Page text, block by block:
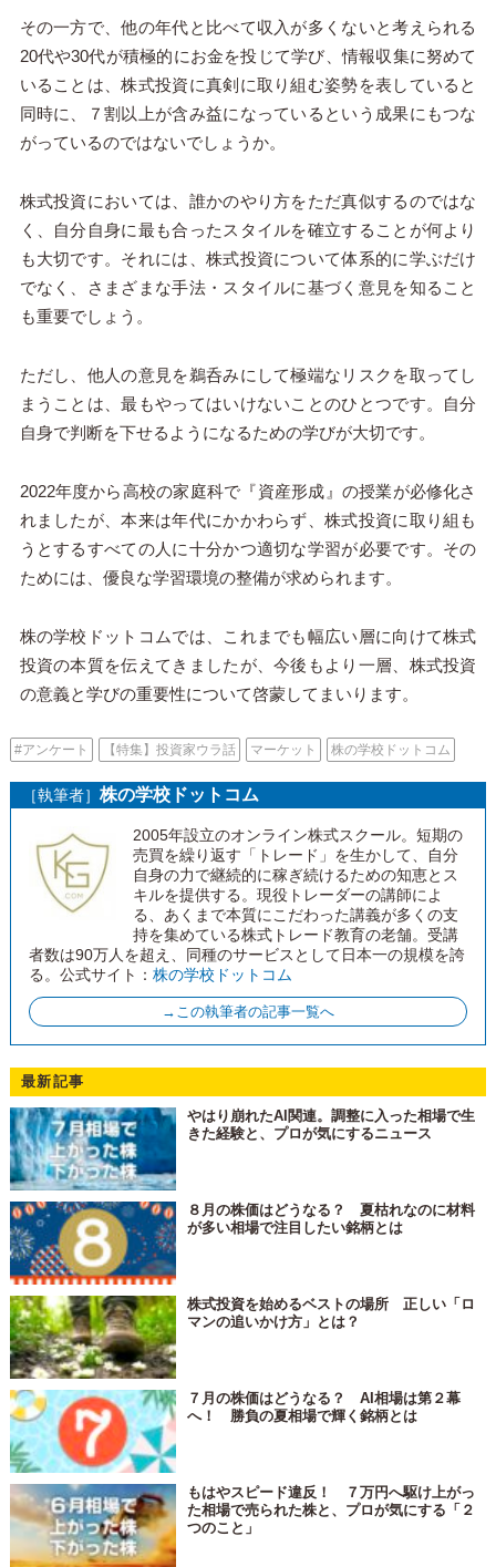
その一方で、他の年代と比べて収入が多くないと考えられる
20代や30代が積極的にお金を投じて学び、情報収集に努めて
いることは、株式投資に真剣に取り組む姿勢を表していると
同時に、７割以上が含み益になっているという成果にもつな
がっているのではないでしょうか。
株式投資においては、誰かのやり方をただ真似するのではな
く、自分自身に最も合ったスタイルを確立することが何より
も大切です。それには、株式投資について体系的に学ぶだけ
でなく、さまざまな手法・スタイルに基づく意見を知ること
も重要でしょう。
ただし、他人の意見を鵜呑みにして極端なリスクを取ってし
まうことは、最もやってはいけないことのひとつです。自分
自身で判断を下せるようになるための学びが大切です。
2022年度から高校の家庭科で『資産形成』の授業が必修化さ
れましたが、本来は年代にかかわらず、株式投資に取り組も
うとするすべての人に十分かつ適切な学習が必要です。その
ためには、優良な学習環境の整備が求められます。
株の学校ドットコムでは、これまでも幅広い層に向けて株式
投資の本質を伝えてきましたが、今後もより一層、株式投資
の意義と学びの重要性について啓蒙してまいります。
#アンケート 【特集】投資家ウラ話 マーケット 株の学校ドットコム
［執筆者］ 株の学校ドットコム
2005年設立のオンライン株式スクール。短期の
売買を繰り返す「トレード」を生かして、自分
自身の力で継続的に稼ぎ続けるための知恵とス
キルを提供する。現役トレーダーの講師によ
る、あくまで本質にこだわった講義が多くの支
持を集めている株式トレード教育の老舗。受講
者数は90万人を超え、同種のサービスとして日本一の規模を誇
る。公式サイト： 株の学校ドットコム
→この執筆者の記事一覧へ
最新記事
やはり崩れたAI関連。調整に入った相場で生
きた経験と、プロが気にするニュース
８月の株価はどうなる？ 夏枯れなのに材料
が多い相場で注目したい銘柄とは
株式投資を始めるベストの場所 正しい「ロ
マンの追いかけ方」とは？
７月の株価はどうなる？ AI相場は第２幕
へ！ 勝負の夏相場で輝く銘柄とは
もはやスピード違反！ ７万円へ駆け上がっ
た相場で売られた株と、プロが気にする「２
つのこと」